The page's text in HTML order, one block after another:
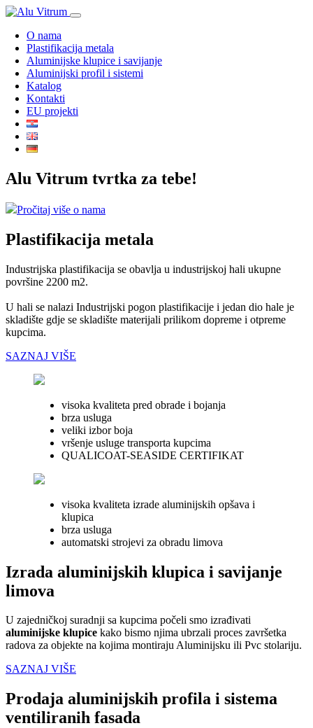
O nama
Plastifikacija metala
Aluminijske klupice i savijanje
Aluminijski profil i sistemi
Katalog
Kontakti
EU projekti
Alu Vitrum tvrtka za tebe!
Pročitaj više o nama
Plastifikacija metala
Industrijska plastifikacija se obavlja u industrijskoj hali ukupne
površine 2200 m2.
U hali se nalazi Industrijski pogon plastifikacije i jedan dio hale je
skladište gdje se skladište materijali prilikom dopreme i otpreme
kupcima.
SAZNAJ VIŠE
visoka kvaliteta pred obrade i bojanja
brza usluga
veliki izbor boja
vršenje usluge transporta kupcima
QUALICOAT-SEASIDE CERTIFIKAT
visoka kvaliteta izrade aluminijskih opšava i
klupica
brza usluga
automatski strojevi za obradu limova
Izrada aluminijskih klupica i savijanje
limova
U zajedničkoj suradnji sa kupcima počeli smo izrađivati
aluminijske klupice kako bismo njima ubrzali proces završetka
radova za objekte na kojima montiraju Aluminijsku ili Pvc stolariju.
SAZNAJ VIŠE
Prodaja aluminijskih profila i sistema
ventiliranih fasada